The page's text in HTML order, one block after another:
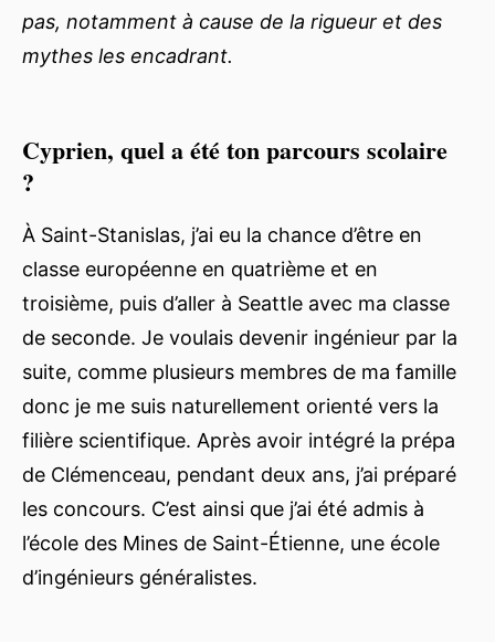
pas, notamment à cause de la rigueur et des
mythes les encadrant.
Cyprien, quel a été ton parcours scolaire
?
À Saint-Stanislas, j’ai eu la chance d’être en
classe européenne en quatrième et en
troisième, puis d’aller à Seattle avec ma classe
de seconde. Je voulais devenir ingénieur par la
suite, comme plusieurs membres de ma famille
donc je me suis naturellement orienté vers la
filière scientifique. Après avoir intégré la prépa
de Clémenceau, pendant deux ans, j’ai préparé
les concours. C’est ainsi que j’ai été admis à
l’école des Mines de Saint-Étienne, une école
d’ingénieurs généralistes.